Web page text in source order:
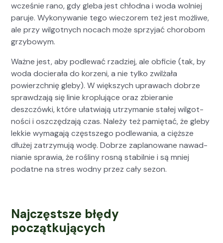
wcześnie rano, gdy gle­ba jest chłod­na i woda wol­niej
paru­je. Wykony­wanie tego wiec­zorem też jest możli­we,
ale przy wilgo­t­nych nocach może sprzy­jać chorobom
grzy­bowym.
Ważne jest, aby podle­wać rzadziej, ale obfi­cie (tak, by
woda docier­ała do korzeni, a nie tylko zwilżała
powierzch­nię gle­by). W więk­szych uprawach dobrze
sprawdza­ją się lin­ie kro­plu­jące oraz zbieranie
deszczów­ki, które ułatwia­ją utrzy­manie stałej wilgo­t­
noś­ci i oszczędza­ją czas. Należy też pamię­tać, że gle­by
lekkie wyma­ga­ją częst­szego podle­wa­nia, a cięższe
dłużej zatrzy­mu­ją wodę. Dobrze zaplanowane nawad­
ni­an­ie spraw­ia, że rośliny ros­ną sta­bil­nie i są mniej
podatne na stres wod­ny przez cały sezon.
Najczęstsze błędy
początkujących